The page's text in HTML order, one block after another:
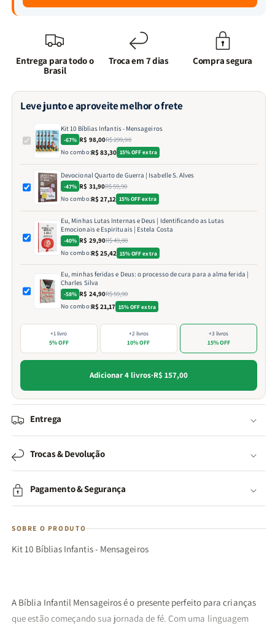
Entrega para todo o
Brasil
Troca em 7 dias Compra segura
Leve junto e aproveite melhor o frete
Kit 10 Bíblias Infantis - Mensageiros
-67% R$ 98,00R$ 299,90
No combo:R$ 83,30 15% OFF extra
Devocional Quarto de Guerra | Isabelle S. Alves
-47% R$ 31,90R$ 59,90
No combo:R$ 27,12 15% OFF extra
Eu, Minhas Lutas Internas e Deus | Identificando as Lutas
Emocionais e Espirituais | Estela Costa
-40% R$ 29,90R$ 49,80
No combo:R$ 25,42 15% OFF extra
Eu, minhas feridas e Deus: o processo de cura para a alma ferida |
Charles Silva
-58% R$ 24,90R$ 59,90
No combo:R$ 21,17 15% OFF extra
+1 livro
5% OFF
+2 livros
10% OFF
+3 livros
15% OFF
Adicionar 4 livros·R$ 157,00
Entrega
Trocas & Devolução
Pagamento & Segurança
SOBRE O PRODUTO
Kit 10 Bíblias Infantis - Mensageiros
A Bíblia Infantil Mensageiros é o presente perfeito para crianças
que estão começando sua jornada de fé. Com uma linguagem